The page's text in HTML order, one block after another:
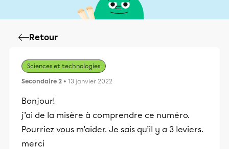
Retour
Sciences et technologies
Secondaire 2 • 13 janvier 2022
Bonjour!
j’ai de la misère à comprendre ce numéro.
Pourriez vous m’aider. Je sais qu’il y a 3 leviers.
merci